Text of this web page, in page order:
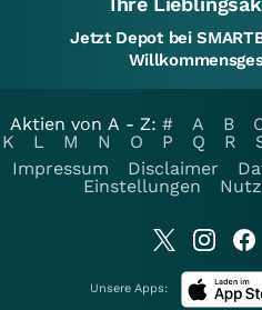
Jetzt Depot bei
Aktien von A - Z: # A B
K
L M N O P Q R
Impressum
Disclaimer
Einstellungen
Unsere Apps: